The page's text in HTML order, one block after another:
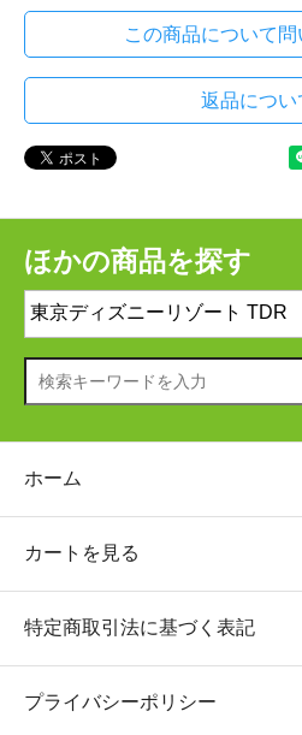
この商品について問
返品につい
ほかの商品を探す
ホーム
カートを見る
特定商取引法に基づく表記
プライバシーポリシー